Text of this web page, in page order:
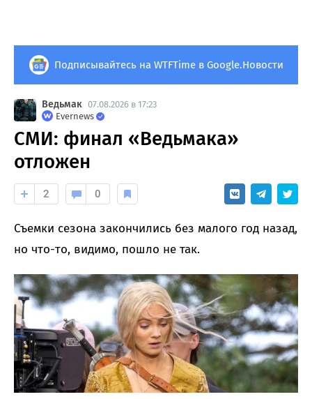
Подписывайтесь на WTFTime в Google.Новости
Ведьмак 07.08.2026 в 17:23
Evernews
СМИ: финал «Ведьмака»
отложен
2 0
Съемки сезона закончились без малого год назад,
но что-то, видимо, пошло не так.